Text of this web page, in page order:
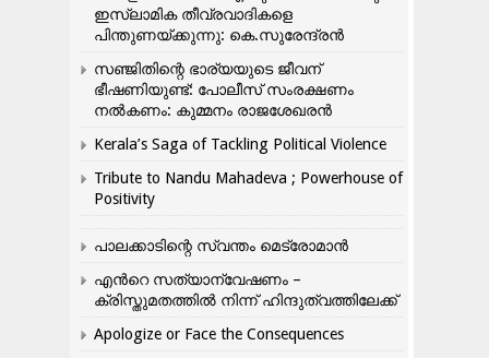
ഇസ്ലാമിക തീവ്രവാദികളെ
പിന്തുണയ്ക്കുന്നു: കെ.സുരേന്ദ്രൻ
സഞ്ജിതിന്റെ ഭാര്യയുടെ ജീവന്
ഭീഷണിയുണ്ട്: പോലീസ് സംരക്ഷണം
നൽകണം: കുമ്മനം രാജശേഖരൻ
Kerala’s Saga of Tackling Political Violence
Tribute to Nandu Mahadeva ; Powerhouse of
Positivity
പാലക്കാടിന്റെ സ്വന്തം മെട്രോമാൻ
എന്‍റെ സത്യാന്വേഷണം –
ക്രിസ്തുമതത്തില്‍ നിന്ന് ഹിന്ദുത്വത്തിലേക്ക്
Apologize or Face the Consequences